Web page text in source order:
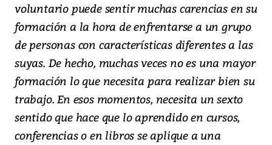
voluntario puede sentir muchas carencias en su
formación a la hora de enfrentarse a un grupo
de personas con características diferentes a las
suyas. De hecho, muchas veces no es una mayor
formación lo que necesita para realizar bien su
trabajo. En esos momentos, necesita un sexto
sentido que hace que lo aprendido en cursos,
conferencias o en libros se aplique a una